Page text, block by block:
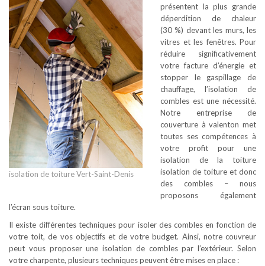
isolation de toiture Vert-Saint-Denis
présentent la plus grande
déperdition de chaleur
(30 %) devant les murs, les
vitres et les fenêtres. Pour
réduire significativement
votre facture d’énergie et
stopper le gaspillage de
chauffage, l’isolation de
combles est une nécessité.
Notre entreprise de
couverture à valenton met
toutes ses compétences à
votre profit pour une
isolation de la toiture
isolation de toiture et donc
des combles – nous
proposons également
l’écran sous toiture.
Il existe différentes techniques pour isoler des combles en fonction de
votre toit, de vos objectifs et de votre budget. Ainsi, notre couvreur
peut vous proposer une isolation de combles par l’extérieur. Selon
votre charpente, plusieurs techniques peuvent être mises en place :